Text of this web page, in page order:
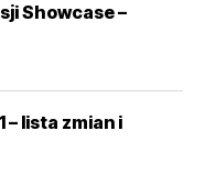
Showcase –
– lista zmian i